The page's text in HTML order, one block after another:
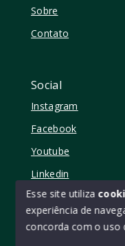
Sobre
Contato
Social
Instagram
Facebook
Youtube
Linkedin
© Copyright 2026 -
Esse site utiliza
experiência de
concorda com o uso